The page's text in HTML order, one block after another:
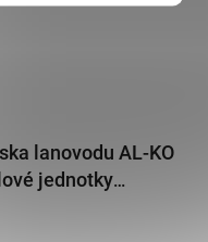
lanovodu AL-KO
jednotky